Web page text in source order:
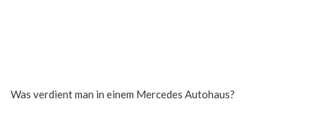
Was verdient man in einem Mercedes Autohaus?